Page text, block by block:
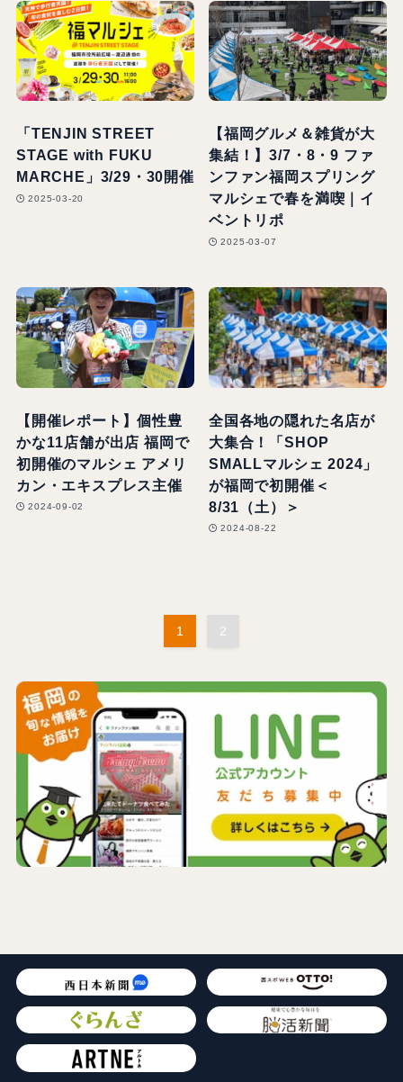
「TENJIN STREET
STAGE with FUKU
MARCHE」3/29・30開催
2025-03-20
【福岡グルメ＆雑貨が大
集結！】3/7・8・9 ファ
ンファン福岡スプリング
マルシェで春を満喫｜イ
ベントリポ
2025-03-07
【開催レポート】個性豊
かな11店舗が出店 福岡で
初開催のマルシェ アメリ
カン・エキスプレス主催
2024-09-02
全国各地の隠れた名店が
大集合！「SHOP
SMALLマルシェ 2024」
が福岡で初開催＜
8/31（土）＞
2024-08-22
1 2